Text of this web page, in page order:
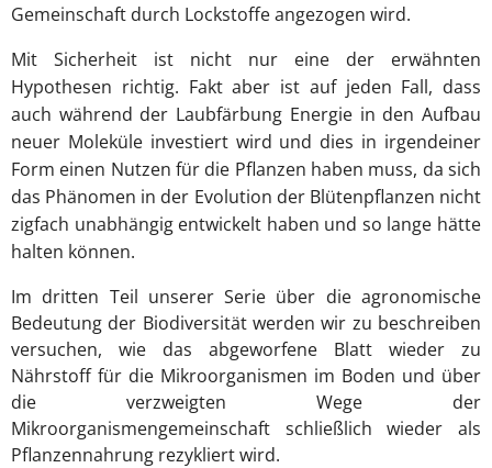
Gemeinschaft durch Lockstoffe angezogen wird.
Mit Sicherheit ist nicht nur eine der erwähnten
Hypothesen richtig. Fakt aber ist auf jeden Fall, dass
auch während der Laubfärbung Energie in den Aufbau
neuer Moleküle investiert wird und dies in irgendeiner
Form einen Nutzen für die Pflanzen haben muss, da sich
das Phänomen in der Evolution der Blütenpflanzen nicht
zigfach unabhängig entwickelt haben und so lange hätte
halten können.
Im dritten Teil unserer Serie über die agronomische
Bedeutung der Biodiversität werden wir zu beschreiben
versuchen, wie das abgeworfene Blatt wieder zu
Nährstoff für die Mikroorganismen im Boden und über
die verzweigten Wege der
Mikroorganismengemeinschaft schließlich wieder als
Pflanzennahrung rezykliert wird.